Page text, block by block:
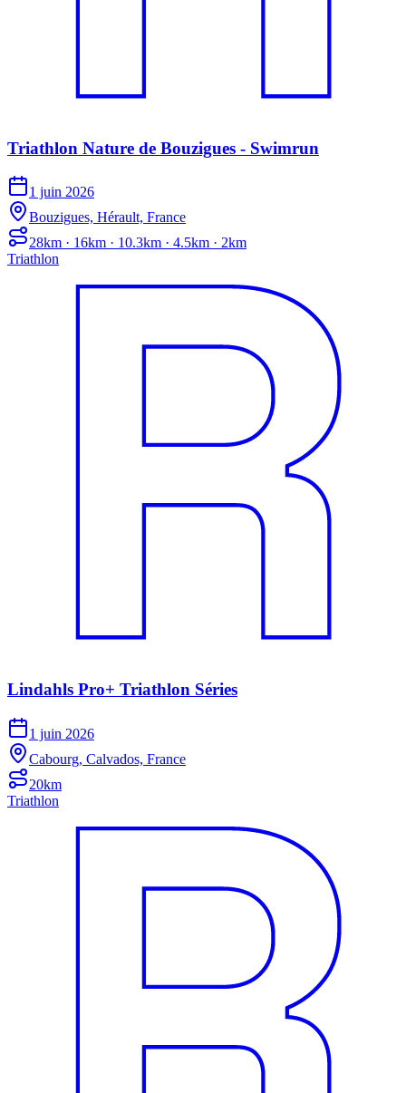
Triathlon Nature de Bouzigues - Swimrun
1 juin 2026
Bouzigues, Hérault, France
28km · 16km · 10.3km · 4.5km · 2km
Triathlon
Lindahls Pro+ Triathlon Séries
1 juin 2026
Cabourg, Calvados, France
20km
Triathlon